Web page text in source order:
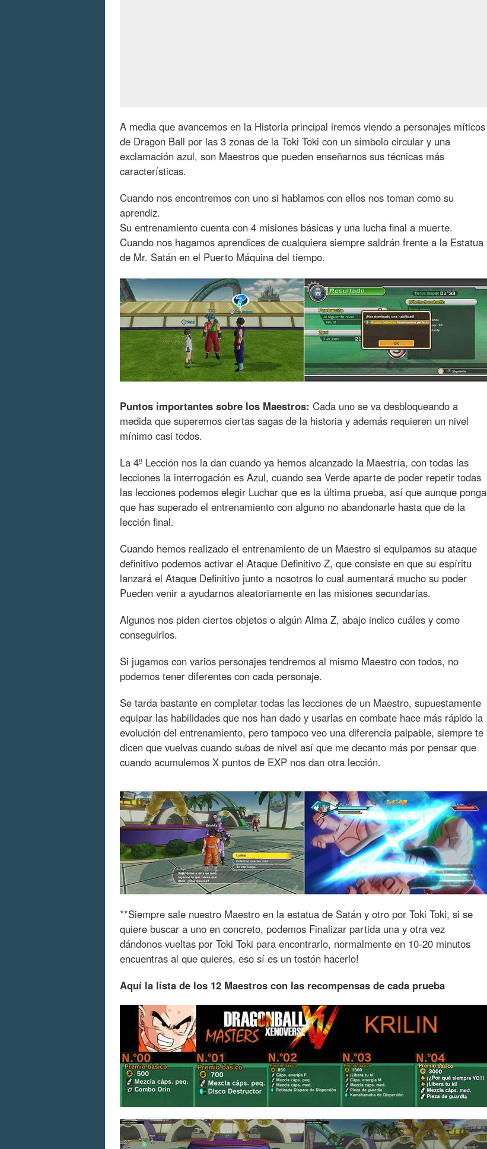
A media que avancemos en la Historia principal iremos viendo a personajes míticos
de Dragon Ball por las 3 zonas de la Toki Toki con un símbolo circular y una
exclamación azul, son Maestros que pueden enseñarnos sus técnicas más
características.
Cuando nos encontremos con uno si hablamos con ellos nos toman como su
aprendiz.
Su entrenamiento cuenta con 4 misiones básicas y una lucha final a muerte.
Cuando nos hagamos aprendices de cualquiera siempre saldrán frente a la Estatua
de Mr. Satán en el Puerto Máquina del tiempo.
Puntos importantes sobre los Maestros: Cada uno se va desbloqueando a
medida que superemos ciertas sagas de la historia y además requieren un nivel
mínimo casi todos.
La 4º Lección nos la dan cuando ya hemos alcanzado la Maestría, con todas las
lecciones la interrogación es Azul, cuando sea Verde aparte de poder repetir todas
las lecciones podemos elegir Luchar que es la última prueba, así que aunque ponga
que has superado el entrenamiento con alguno no abandonarle hasta que de la
lección final.
Cuando hemos realizado el entrenamiento de un Maestro si equipamos su ataque
definitivo podemos activar el Ataque Definitivo Z, que consiste en que su espíritu
lanzará el Ataque Definitivo junto a nosotros lo cual aumentará mucho su poder
Pueden venir a ayudarnos aleatoriamente en las misiones secundarias.
Algunos nos piden ciertos objetos o algún Alma Z, abajo indico cuáles y como
conseguirlos.
Si jugamos con varios personajes tendremos al mismo Maestro con todos, no
podemos tener diferentes con cada personaje.
Se tarda bastante en completar todas las lecciones de un Maestro, supuestamente
equipar las habilidades que nos han dado y usarlas en combate hace más rápido la
evolución del entrenamiento, pero tampoco veo una diferencia palpable, siempre te
dicen que vuelvas cuando subas de nivel así que me decanto más por pensar que
cuando acumulemos X puntos de EXP nos dan otra lección.
**Siempre sale nuestro Maestro en la estatua de Satán y otro por Toki Toki, si se
quiere buscar a uno en concreto, podemos Finalizar partida una y otra vez
dándonos vueltas por Toki Toki para encontrarlo, normalmente en 10-20 minutos
encuentras al que quieres, eso sí es un tostón hacerlo!
Aquí la lista de los 12 Maestros con las recompensas de cada prueba